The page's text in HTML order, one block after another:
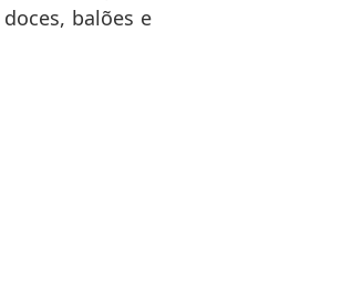
balões e